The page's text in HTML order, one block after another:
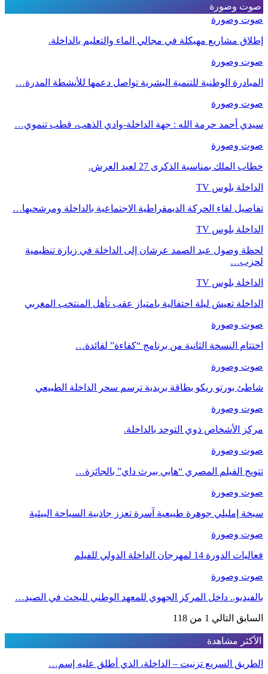
صوت وصورة
صوت وصورة
إطلاق مشاريع مهيكلة في مجالي الماء والتعليم بالداخلة.
صوت وصورة
المبادرة الوطنية للتنمية البشرية تواصل دعمها للأنشطة المدرة…
صوت وصورة
سيدي أحمد حرمة الله : جهة الداخلة-وادي الذهب، قطب تنموي…
صوت وصورة
خطاب الملك بمناسبة الذكرى 27 لعيد العرش.
الداخلة بلوس TV
تفاصيل لقاء الحركة الديمقراطية الاجتماعية بالداخلة ومرشحيها…
الداخلة بلوس TV
لحظة وصول عبد الصمد عرشان إلى الداخلة في زيارة تنظيمية
لحزب…
الداخلة بلوس TV
الداخلة تعيش ليلة احتفالية بامتياز عقب تأهل المنتخب المغربي
صوت وصورة
اختتام النسخة الثانية من برنامج “كفاءة” لفائدة…
صوت وصورة
شاطئ بورتو ريكو بطاقة بريدية ترسم سحر الداخلة الطبيعي
صوت وصورة
مركز الأشخاص ذوي التوحد بالداخلة.
صوت وصورة
تتويج الفيلم المصري “هابي بيرث داي” بالجائزة…
صوت وصورة
سبخة إمليلي جوهرة طبيعية آسرة تعزز جاذبية السياحة البيئية
صوت وصورة
فعاليات الدورة 14 لمهرجان الداخلة الدولي للفيلم
صوت وصورة
بالفيديو.. داخل المركز الجهوي للمعهد الوطني للبحث في الصيد…
السابق التالي 1 من 118
الأكثر مشاهدة
الطريق السريع تزنيت – الداخلة، الذي أطلق عليه إسم…